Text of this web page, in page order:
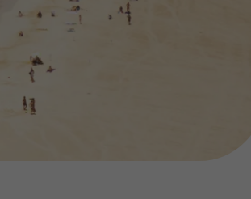
das suas viagens, tem ainda ao seu
a funcionar todos os dias úteis das